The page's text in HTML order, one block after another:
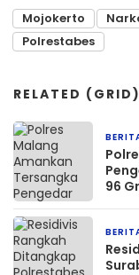
Mojokerto
Polrestabes
RELATED (GRID)
96